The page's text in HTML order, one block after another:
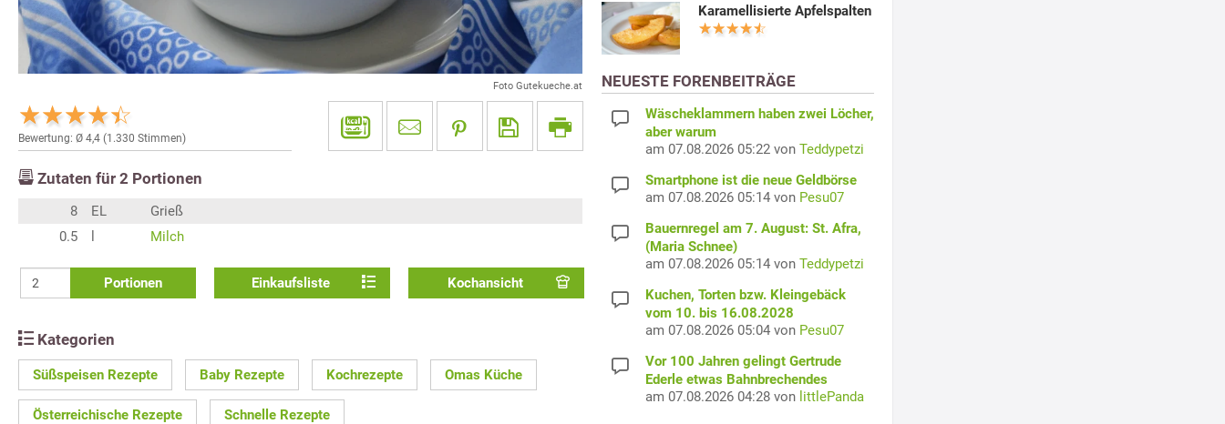
Foto Gutekueche.at
Bewertung: Ø 4,4 (1.330 Stimmen)
Zutaten für 2 Portionen
8 EL
Grieß
0.5
Milch
Portionen Einkaufsliste Kochansicht
Kategorien
Süßspeisen Rezepte Baby Rezepte Kochrezepte Omas Küche
Österreichische Rezepte Schnelle Rezepte
Karamellisierte Apfelspalten
NEUESTE FORENBEITRÄGE
Wäscheklammern haben zwei Löcher,
aber warum
am 07.08.2026 05:22 von Teddypetzi
Smartphone ist die neue Geldbörse
am 07.08.2026 05:14 von Pesu07
Bauernregel am 7. August: St. Afra,
(Maria Schnee)
am 07.08.2026 05:14 von Teddypetzi
Kuchen, Torten bzw. Kleingebäck
vom 10. bis 16.08.2028
am 07.08.2026 05:04 von Pesu07
Vor 100 Jahren gelingt Gertrude
Ederle etwas Bahnbrechendes
am 07.08.2026 04:28 von littlePanda